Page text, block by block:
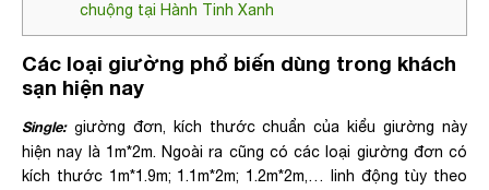
chuộng tại Hành Tinh Xanh
Các loại giường phổ biến dùng trong khách
sạn hiện nay
Single: giường đơn, kích thước chuẩn của kiểu giường này
hiện nay là 1m*2m. Ngoài ra cũng có các loại giường đơn có
kích thước 1m*1.9m; 1.1m*2m; 1.2m*2m,… linh động tùy theo